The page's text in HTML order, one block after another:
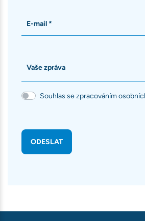
E-mail *
Vaše zpráva
Souhlas se zpracováním